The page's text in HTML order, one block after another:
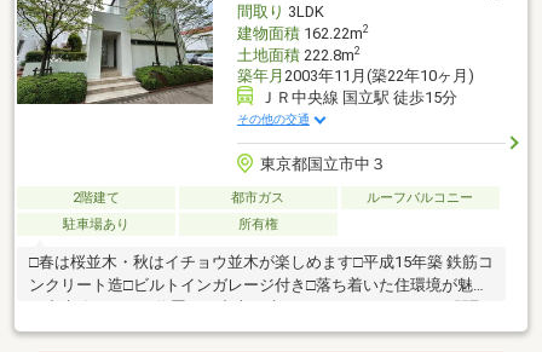
間取り 3LDK
建物面積162.22m2
土地面積222.8m2
築年月 2003年11月(築22年10ヶ月)
ＪＲ中央線 国立駅 徒歩15分
その他の交通
東京都国立市中３
2階建て 都市ガス
ルーフバルコニー
駐車場あり
所有権
□春は桜並木・秋はイチョウ並木が楽しめます□平成15年築 鉄筋コ
ンクリート造□ビルトインガレージ付き□落ち着いた住環境が魅力
りで、ファミリーにもおすすめ平日・休日問わずご案内可能で